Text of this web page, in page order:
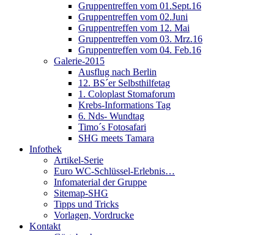
Gruppentreffen vom 01.Sept.16
Gruppentreffen vom 02.Juni
Gruppentreffen vom 12. Mai
Gruppentreffen vom 03. Mrz.16
Gruppentreffen vom 04. Feb.16
Galerie-2015
Ausflug nach Berlin
12. BS´er Selbsthilfetag
1. Coloplast Stomaforum
Krebs-Informations Tag
6. Nds- Wundtag
Timo´s Fotosafari
SHG meets Tamara
Infothek
Artikel-Serie
Euro WC-Schlüssel-Erlebnis…
Infomaterial der Gruppe
Sitemap-SHG
Tipps und Tricks
Vorlagen, Vordrucke
Kontakt